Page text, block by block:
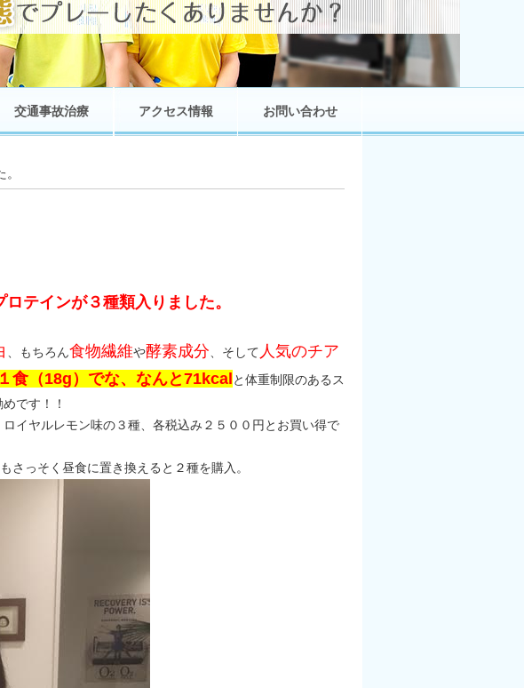
交通事故治療 アクセス情報 お問い合わせ
テインが３種類入りました。
、もちろん食物繊維や酵素成分 、そして 人気のチア
１食（18g）でな、なんと71kcal と体重制限のあるス
です！！
イヤルレモン味の３種、各税込み２５００円とお買い得で
さっそく昼食に置き換えると２種を購入。